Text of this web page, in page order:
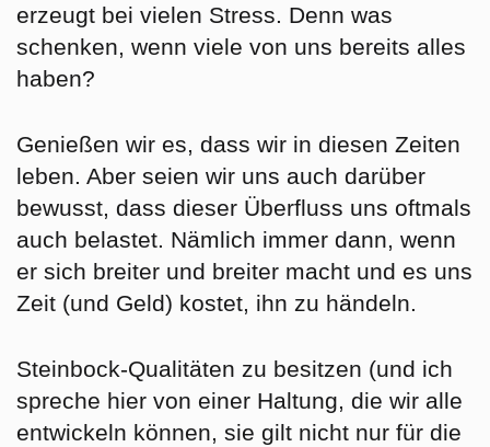
erzeugt bei vielen Stress. Denn was
schenken, wenn viele von uns bereits alles
haben?
Genießen wir es, dass wir in diesen Zeiten
leben. Aber seien wir uns auch darüber
bewusst, dass dieser Überfluss uns oftmals
auch belastet. Nämlich immer dann, wenn
er sich breiter und breiter macht und es uns
Zeit (und Geld) kostet, ihn zu händeln.
Steinbock-Qualitäten zu besitzen (und ich
spreche hier von einer Haltung, die wir alle
entwickeln können, sie gilt nicht nur für die